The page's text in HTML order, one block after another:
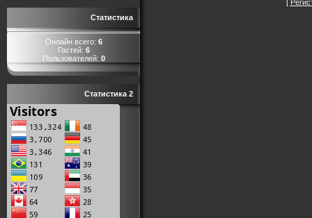
Статистика
Онлайн всего: 6
Гостей: 6
Пользователей: 0
Статистика 2
[